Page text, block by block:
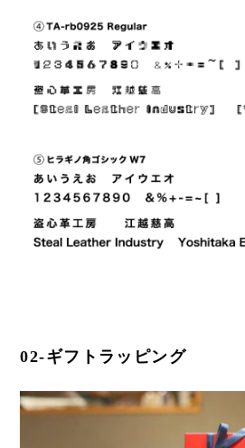
02-ギフトラッピング